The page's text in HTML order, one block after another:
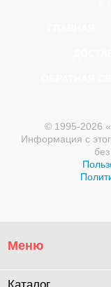
© 1995-2026
Информация с
Меню
Каталог